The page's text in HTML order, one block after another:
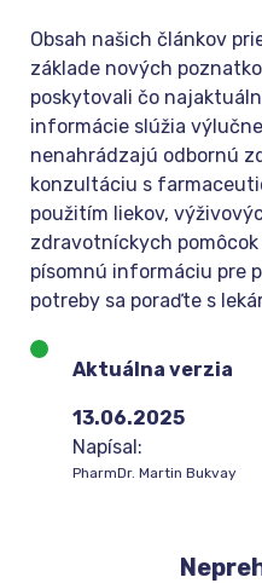
Obsah našich článkov
základe nových
poskytovali čo
informácie slúžia
nenahrádzajú odbornú
konzultáciu s
použitím liekov,
zdravotníckych
písomnú informáciu pre
potreby sa poraďte s
Aktuálna verzia
13.06.2025
Napísal:
PharmDr. Martin Bukvay